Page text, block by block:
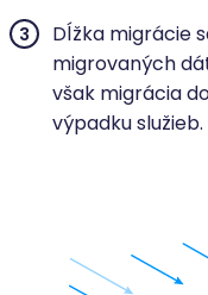
Dĺžka migrácie
migrovaných
však migrácia
výpadku služieb.